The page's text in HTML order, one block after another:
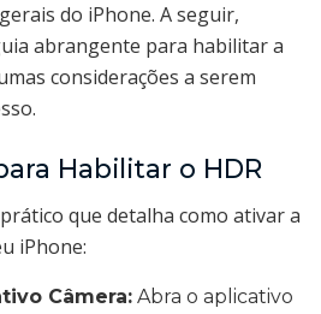
do iPhone. A seguir,
abrangente para habilitar a
considerações a serem
Habilitar o HDR
que detalha como ativar a
iPhone:
Câmera: Abra o aplicativo